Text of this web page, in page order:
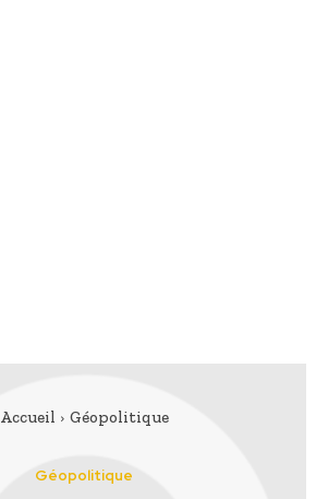
Accueil Géopolitique
Géopolitique